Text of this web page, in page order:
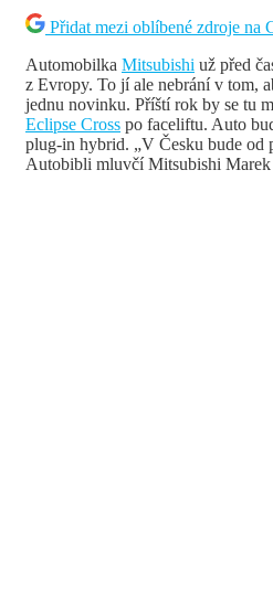
Přidat mezi oblíbené zdroje na
Automobilka Mitsubishi už před
z Evropy. To jí ale nebrání v tom,
jednu novinku. Příští rok by se tu
Eclipse Cross po faceliftu. Auto
plug-in hybrid. „V Česku bude od
Autobibli mluvčí Mitsubishi Marek